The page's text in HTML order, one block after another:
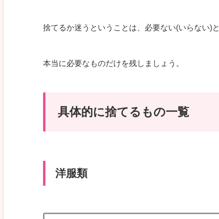
捨てるか迷うということは、必要ない(いらない)
本当に必要なものだけを残しましょう。
具体的に捨てるもの一覧
洋服類